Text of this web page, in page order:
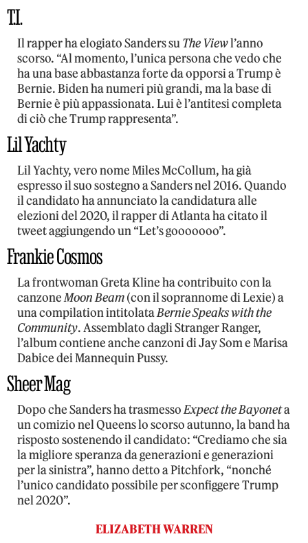
T.I.
Il rapper ha elogiato Sanders suThe Viewl’anno
scorso. “Al momento, l’unica persona che vedo che
ha una base abbastanza forte da opporsi a Trump è
Bernie. Biden ha numeri più grandi, ma la base di
Bernie è più appassionata. Lui è l’antitesi completa
di ciò che Trump rappresenta”.
Lil Yachty
Lil Yachty, vero nome Miles McCollum, ha già
espresso il suo sostegno a Sanders nel 2016. Quando
il candidato ha annunciato la candidatura alle
elezioni del 2020, il rapper di Atlanta ha citato il
tweet aggiungendo un “Let’s gooooooo”.
Frankie Cosmos
La frontwoman Greta Kline ha contribuito con la
canzoneMoon Beam(con il soprannome di Lexie) a
una compilation intitolataBernie Speaks with the
Community. Assemblato dagli Stranger Ranger,
l’album contiene anche canzoni di Jay Som e Marisa
Dabice dei Mannequin Pussy.
Sheer Mag
Dopo che Sanders ha trasmessoExpect the Bayoneta
un comizio nel Queens lo scorso autunno, la band ha
risposto sostenendo il candidato: “Crediamo che sia
la migliore speranza da generazioni e generazioni
per la sinistra”, hanno detto a Pitchfork, “nonché
l’unico candidato possibile per sconfiggere Trump
nel 2020”.
ELIZABETH WARREN